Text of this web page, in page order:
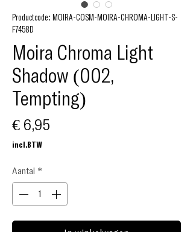
Productcode: MOIRA-COSM-MOIRA-CHROMA-LIGHT-S-
F7458D
Moira Chroma Light
Shadow (002,
Tempting)
€ 6,95
incl.BTW
Aantal *